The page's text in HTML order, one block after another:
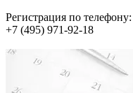
Регистрация по телефону:
+7 (495) 971-92-18